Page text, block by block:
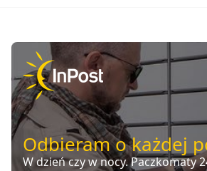
Odbieram o każdej
W dzień czy w nocy. Paczkomaty